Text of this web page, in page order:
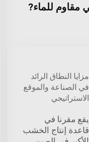
مزايا النطاق الرائد
في الصناعة والموقع
الاستراتيجي
يقع مقرنا في
قاعدة إنتاج الخشب